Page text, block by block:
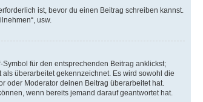
ist, bevor du einen Beitrag schreiben kannst.
usw.
für den entsprechenden Beitrag anklickst;
überarbeitet gekennzeichnet. Es wird sowohl die
oder Moderator deinen Beitrag überarbeitet hat.
wenn bereits jemand darauf geantwortet hat.